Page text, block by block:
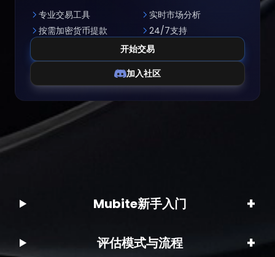
Mubite新手入门 +
评估模式与流程 +
专业交易工具
实时市场分析
按需加密货币提款
24/7支持
开始交易
加入社区